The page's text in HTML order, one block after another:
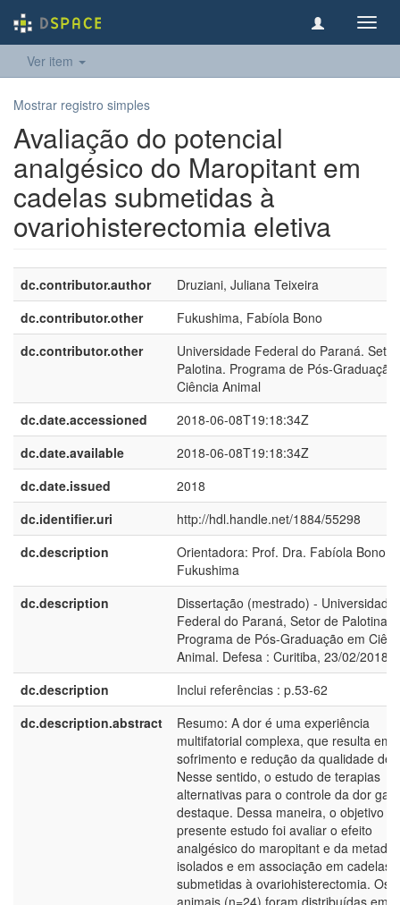
Ver item
Mostrar registro simples
Avaliação do potencial
analgésico do Maropitant em
cadelas submetidas à
ovariohisterectomia eletiva
dc.contributor.author
Druziani, Juliana Teixeira
dc.contributor.other
Fukushima, Fabíola Bono
dc.contributor.other
Universidade Federal do Paraná. Setor
Palotina. Programa de Pós-Graduação
Ciência Animal
dc.date.accessioned
2018-06-08T19:18:34Z
dc.date.available
2018-06-08T19:18:34Z
dc.date.issued
2018
dc.identifier.uri
http://hdl.handle.net/1884/55298
dc.description
Orientadora: Prof. Dra. Fabíola Bono
Fukushima
dc.description
Dissertação (mestrado) - Universidade
Federal do Paraná, Setor de Palotina,
Programa de Pós-Graduação em
Animal. Defesa : Curitiba, 23/02/2018
dc.description
Inclui referências : p.53-62
dc.description.abstract
Resumo: A dor é uma experiência
multifatorial complexa, que resulta em
sofrimento e redução da qualidade de
Nesse sentido, o estudo de terapias
alternativas para o controle da dor
destaque. Dessa maneira, o objetivo
presente estudo foi avaliar o efeito
analgésico do maropitant e da
isolados e em associação em cadelas
submetidas à ovariohisterectomia. Os
animais (n=24) foram distribuídas em